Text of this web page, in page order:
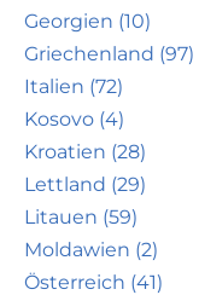
Georgien (10)
Griechenland (97)
Italien (72)
Kosovo (4)
Kroatien (28)
Lettland (29)
Litauen (59)
Moldawien (2)
Österreich (41)